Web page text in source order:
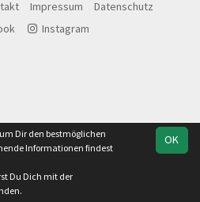
Impressum
Datenschutz
Instagram
OK
Dir den bestmöglichen
Informationen findest
Du Dich mit der